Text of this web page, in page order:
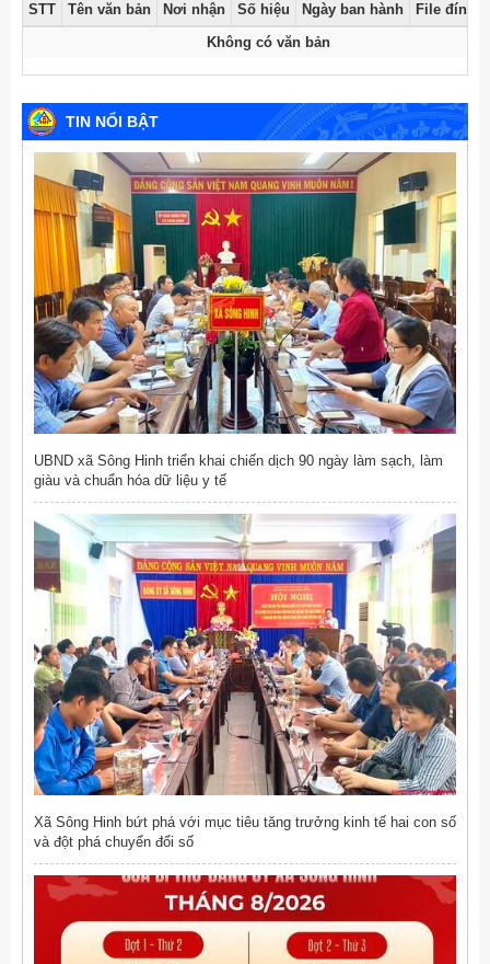
STT Tên văn bản Nơi nhận Số hiệu Ngày ban hành
File đính
Không có văn bản
TIN NỔI BẬT
UBND xã Sông Hinh triển khai chiến dịch 90 ngày làm sạch, làm
giàu và chuẩn hóa dữ liệu y tế
Xã Sông Hinh bứt phá với mục tiêu tăng trưởng kinh tế hai con số
và đột phá chuyển đổi số